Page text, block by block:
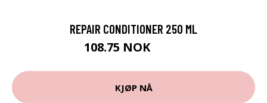
REPAIR CONDITIONER 250 ML
108.75 NOK
KJØP NÅ